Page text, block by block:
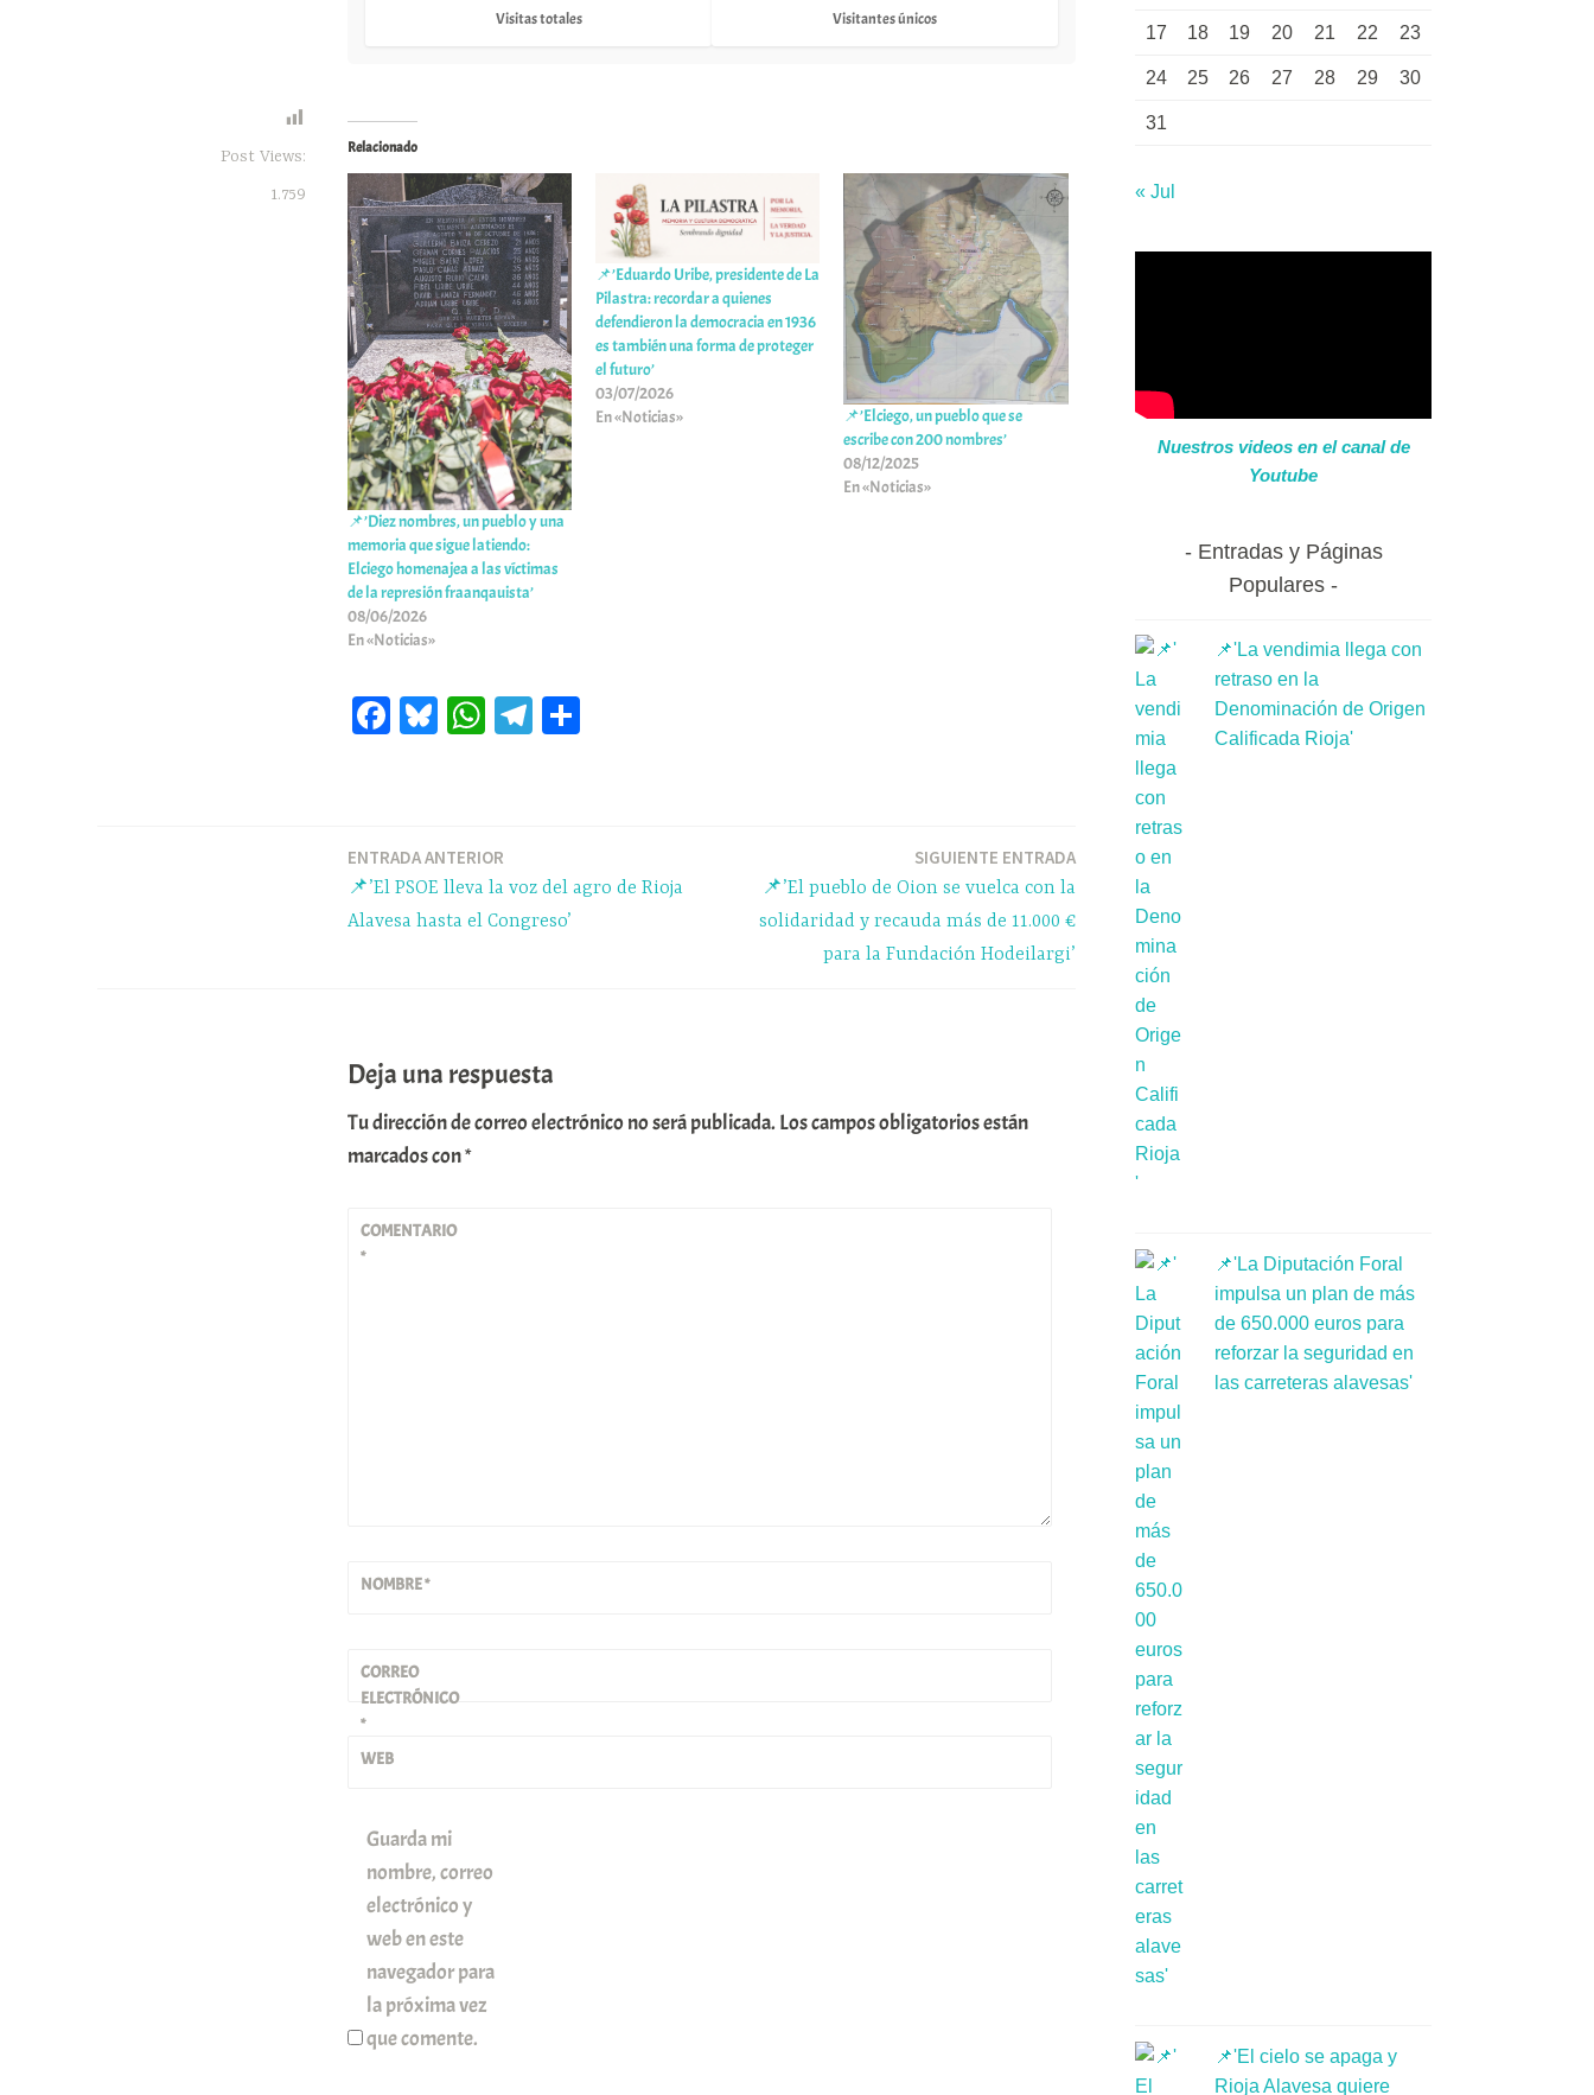
Visitas totales Visitantes únicos
Post Views:
1.759
Relacionado
📌’Diez nombres, un pueblo y una
memoria que sigue latiendo:
Elciego homenajea a las víctimas
de la represión fraanqauista’
08/06/2026
En «Noticias»
📌’Eduardo Uribe, presidente de La
Pilastra: recordar a quienes
defendieron la democracia en 1936
es también una forma de proteger
el futuro’
03/07/2026
En «Noticias»
📌’Elciego, un pueblo que se
escribe con 200 nombres’
08/12/2025
En «Noticias»
Fa Bl W
pp
Te
m
r
ENTRADA ANTERIOR
📌’El PSOE lleva la voz del agro de Rioja
Alavesa hasta el Congreso’
SIGUIENTE ENTRADA
📌’El pueblo de Oion se vuelca con la
solidaridad y recauda más de 11.000 €
para la Fundación Hodeilargi’
Deja una respuesta
Tu dirección de correo electrónico no será publicada. Los campos obligatorios están
marcados con*
COMENTARIO
*
NOMBRE*
CORREO
ELECTRÓNICO
*
WEB
Guarda mi
nombre, correo
electrónico y
web en este
navegador para
la próxima vez
que comente.
17 18 19 20 21 22 23
24 25 26 27 28 29 30
31
« Jul
Nuestros videos en el canal de
Youtube
Entradas y Páginas
Populares
📌'La vendimia llega con
retraso en la
Denominación de Origen
Calificada Rioja'
📌'La Diputación Foral
impulsa un plan de más
de 650.000 euros para
reforzar la seguridad en
las carreteras alavesas'
📌'El cielo se apaga y
Rioja Alavesa quiere